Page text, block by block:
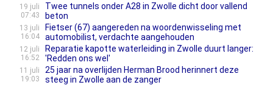
19 juli
07:43
Twee tunnels onder A28 in Zwolle dicht door vallend
beton
13 juli
16:04
Fietser (67) aangereden na woordenwisseling met
automobilist, verdachte aangehouden
12 juli
16:52
Reparatie kapotte waterleiding in Zwolle duurt langer:
'Redden ons wel'
11 juli
19:03
25 jaar na overlijden Herman Brood herinnert deze
steeg in Zwolle aan de zanger